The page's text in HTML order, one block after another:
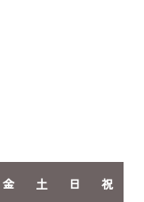
金 土 日 祝